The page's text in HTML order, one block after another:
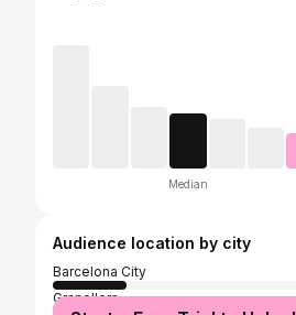
Median
Audience location by city
Barcelona City
Granollers